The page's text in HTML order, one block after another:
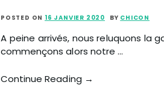
POSTED ON 16 JANVIER 2020 BY CHICON
A peine arrivés, nous reluquons la
commençons alors notre …
Continue Reading →